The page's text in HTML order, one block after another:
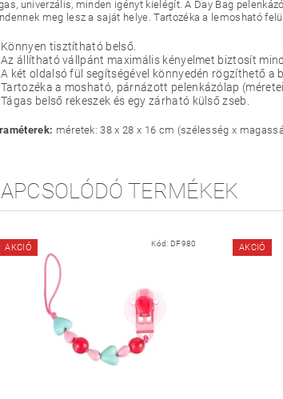
univerzális, minden igényt kielégít. A Day Bag
meg lesz a saját helye. Tartozéka a lemosható
Könnyen tisztítható belső.
Az állítható vállpánt maximális kényelmet biztosít
A két oldalsó fül segítségével könnyedén rögzíthető a
Tartozéka a mosható, párnázott pelenkázólap
Tágas belső rekeszek és egy zárható külső zseb.
méretek: 38 x 28 x 16 cm (szélesség x
TERMÉKEK
AKCIÓ Kód: DF980 AKCIÓ